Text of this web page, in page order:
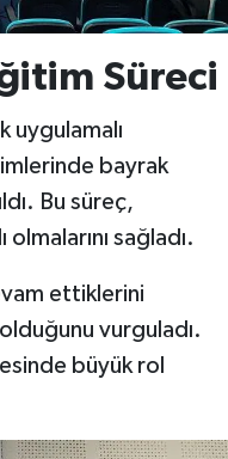
Süreci
uygulamalı
bayrak
Bu süreç,
sağladı.
ettiklerini
vurguladı.
büyük rol